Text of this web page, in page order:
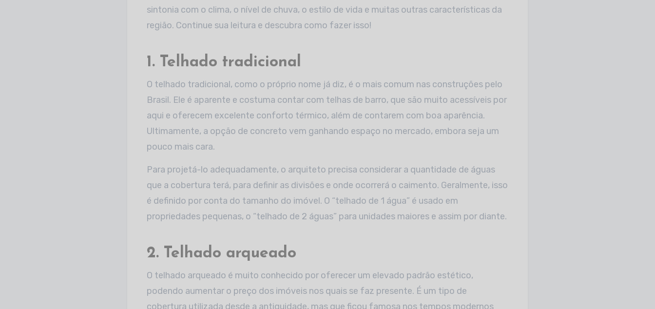
sintonia com o clima, o nível de chuva, o estilo de vida e muitas outras características da
região. Continue sua leitura e descubra como fazer isso!
1. Telhado tradicional
O telhado tradicional, como o próprio nome já diz, é o mais comum nas construções pelo
Brasil. Ele é aparente e costuma contar com telhas de barro, que são muito acessíveis por
aqui e oferecem excelente conforto térmico, além de contarem com boa aparência.
Ultimamente, a opção de concreto vem ganhando espaço no mercado, embora seja um
pouco mais cara.
Para projetá-lo adequadamente, o arquiteto precisa considerar a quantidade de águas
que a cobertura terá, para definir as divisões e onde ocorrerá o caimento. Geralmente, isso
é definido por conta do tamanho do imóvel. O “telhado de 1 água” é usado em
propriedades pequenas, o “telhado de 2 águas” para unidades maiores e assim por diante.
2. Telhado arqueado
O telhado arqueado é muito conhecido por oferecer um elevado padrão estético,
podendo aumentar o preço dos imóveis nos quais se faz presente. É um tipo de
cobertura utilizada desde a antiguidade, mas que ficou famosa nos tempos modernos